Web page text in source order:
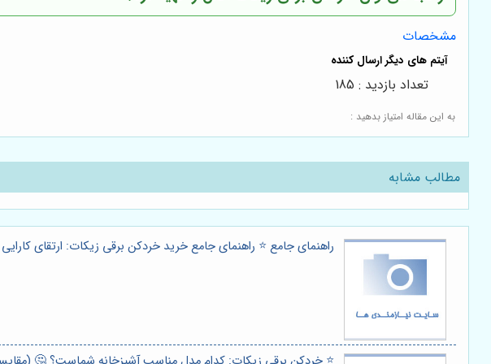
مشخصات
به این مقاله امتیاز بدهید :
تعداد بازدید : 185
مطالب مشابه
راهنمای جامع ⭐️ راهنمای جامع خرید خردکن برقی زیکات: ارتقای